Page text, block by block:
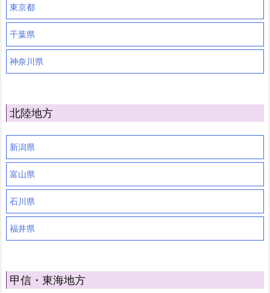
東京都
千葉県
神奈川県
北陸地方
新潟県
富山県
石川県
福井県
甲信・東海地方